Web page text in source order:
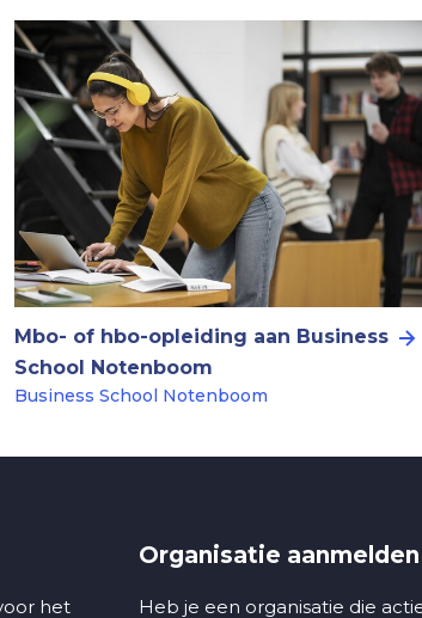
Mbo- of hbo-opleiding aan Business
School Notenboom
Business School Notenboom
het
Organisatie aanmelden
Heb je een organisatie die